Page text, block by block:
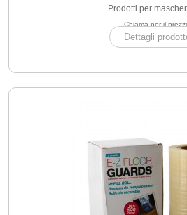
Prodotti per
Chiama per il
Dettagli